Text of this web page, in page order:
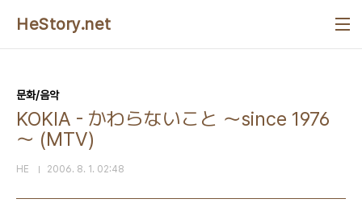
HeStory.net
문화/음악
KOKIA - かわらないこと ～since 1976
～ (MTV)
HE 2006. 8. 1. 02:48